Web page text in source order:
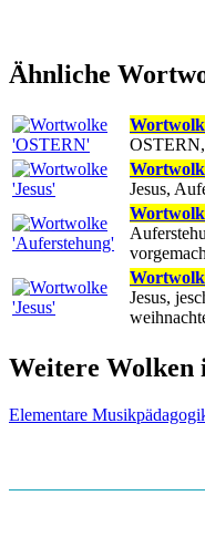
Ähnliche
Jesus,
Jesus,
Weitere Wolken
Elementare